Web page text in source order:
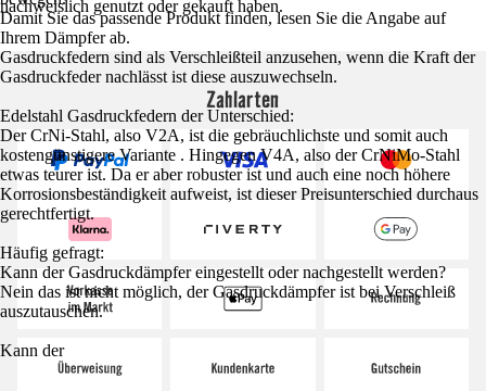
Damit Sie das passende Produkt finden, lesen Sie die Angabe auf
Ihrem Dämpfer ab.
Gasdruckfedern sind als Verschleißteil anzusehen, wenn die Kraft der
Gasdruckfeder nachlässt ist diese auszuwechseln.
Edelstahl Gasdruckfedern der Unterschied:
Der CrNi-Stahl, also V2A, ist die gebräuchlichste und somit auch
kostengünstigere Variante . Hingegen V4A, also der CrNiMo-Stahl
etwas teurer ist. Da er aber robuster ist und auch eine noch höhere
Korrosionsbeständigkeit aufweist, ist dieser Preisunterschied durchaus
gerechtfertigt.
Häufig gefragt:
Kann der Gasdruckdämpfer eingestellt oder nachgestellt werden?
Nein das ist nicht möglich, der Gasdruckdämpfer ist bei Verschleiß
auszutauschen.
Kann der
nachweislich genutzt oder gekauft haben.
Zahlarten